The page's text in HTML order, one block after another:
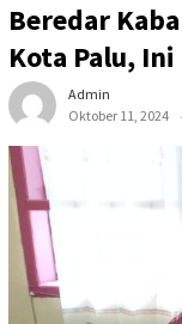
Beredar
Kota Palu,
Admin
Oktober 11, 2024